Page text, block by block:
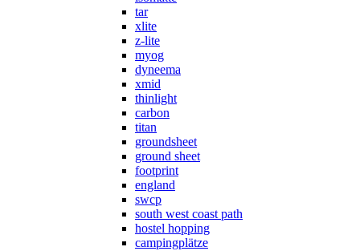
tar
xlite
z-lite
myog
dyneema
xmid
thinlight
carbon
titan
groundsheet
ground sheet
footprint
england
swcp
south west coast path
hostel hopping
campingplätze